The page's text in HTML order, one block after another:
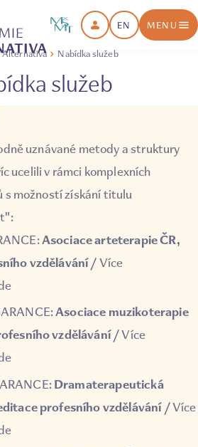
EN MENU
Alternativa Nabídka služeb
služeb
uznávané metody a struktury
ucelili v rámci komplexních
s možností získání titulu
:
Asociace arteterapie ČR,
vzdělávání/ Více
Asociace muzikoterapie
vzdělávání/ Více
Dramaterapeutická
profesního vzdělávání/ Více